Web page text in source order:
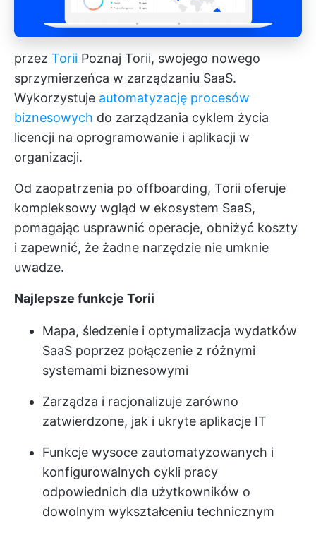
przez Torii Poznaj Torii, swojego nowego
sprzymierzeńca w zarządzaniu SaaS.
Wykorzystuje automatyzację procesów
biznesowych do zarządzania cyklem życia
licencji na oprogramowanie i aplikacji w
organizacji.
Od zaopatrzenia po offboarding, Torii oferuje
kompleksowy wgląd w ekosystem SaaS,
pomagając usprawnić operacje, obniżyć koszty
i zapewnić, że żadne narzędzie nie umknie
uwadze.
Najlepsze funkcje Torii
Mapa, śledzenie i optymalizacja wydatków
SaaS poprzez połączenie z różnymi
systemami biznesowymi
Zarządza i racjonalizuje zarówno
zatwierdzone, jak i ukryte aplikacje IT
Funkcje wysoce zautomatyzowanych i
konfigurowalnych cykli pracy
odpowiednich dla użytkowników o
dowolnym wykształceniu technicznym